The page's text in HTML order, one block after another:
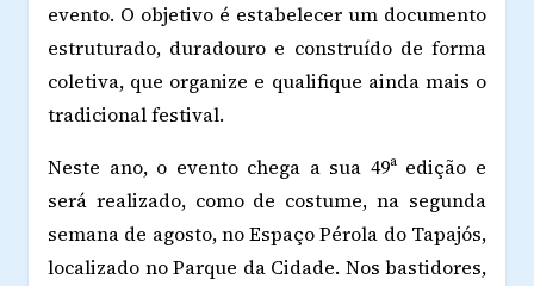
evento. O objetivo é estabelecer um documento
estruturado, duradouro e construído de forma
coletiva, que organize e qualifique ainda mais o
tradicional festival.
Neste ano, o evento chega a sua 49ª edição e
será realizado, como de costume, na segunda
semana de agosto, no Espaço Pérola do Tapajós,
localizado no Parque da Cidade. Nos bastidores,